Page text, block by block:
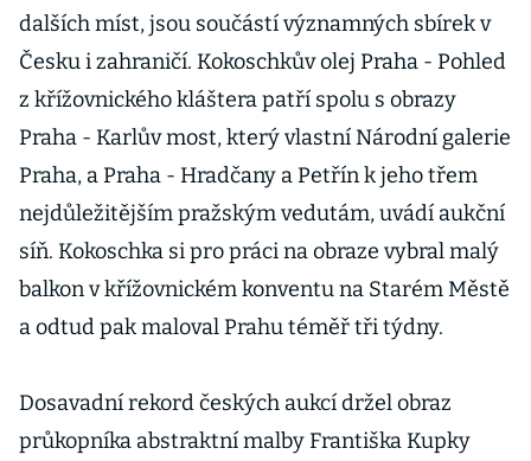
dalších míst, jsou součástí významných sbírek v
Česku i zahraničí. Kokoschkův olej Praha - Pohled
z křížovnického kláštera patří spolu s obrazy
Praha - Karlův most, který vlastní Národní galerie
Praha, a Praha - Hradčany a Petřín k jeho třem
nejdůležitějším pražským vedutám, uvádí aukční
síň. Kokoschka si pro práci na obraze vybral malý
balkon v křížovnickém konventu na Starém Městě
a odtud pak maloval Prahu téměř tři týdny.
Dosavadní rekord českých aukcí držel obraz
průkopníka abstraktní malby Františka Kupky